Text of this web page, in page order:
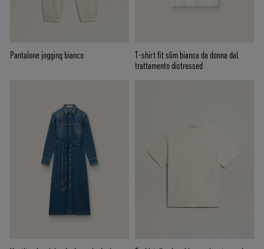
Pantalone jogging bianco
T-shirt fit slim bianca da donna dal
trattamento distressed